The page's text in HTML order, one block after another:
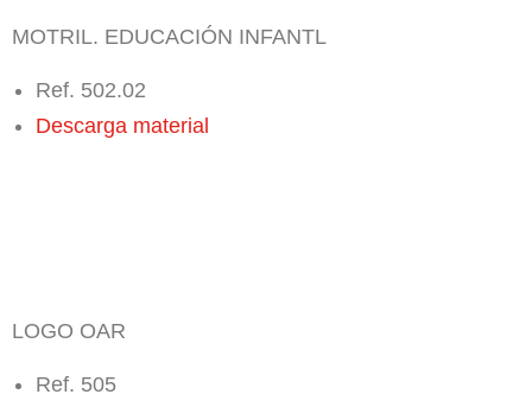
MOTRIL. EDUCACIÓN INFANTL
Ref. 502.02
Descarga material
LOGO OAR
Ref. 505